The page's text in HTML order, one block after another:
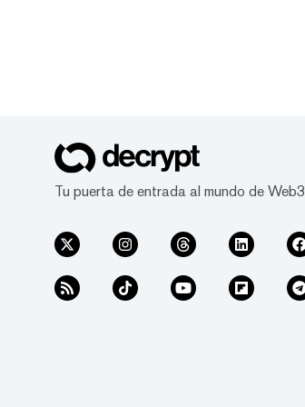
Tu puerta de entrada al mundo de Web3